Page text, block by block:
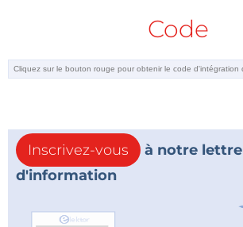
Code
Inscrivez-vous
à notre lettre
d'information